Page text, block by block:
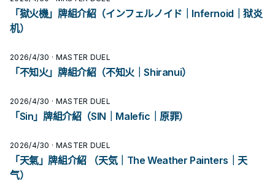
「獄火機」牌組介紹（インフェルノイド｜Infernoid｜狱炎
机）
2026/4/30 · MASTER DUEL
「不知火」牌組介紹（不知火｜Shiranui）
2026/4/30 · MASTER DUEL
「Sin」牌組介紹（SIN｜Malefic｜原罪）
2026/4/30 · MASTER DUEL
「天氣」牌組介紹 （天気｜The Weather Painters｜天
气）